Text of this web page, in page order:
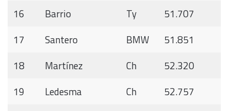
16
Barrio Ty
51.707
17
Santero BMW
51.851
18
Martínez Ch
52.320
19
Ledesma Ch
52.757